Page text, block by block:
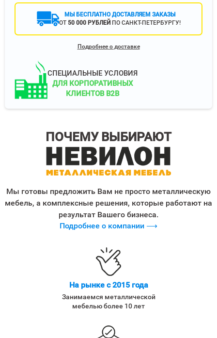
МЫ БЕСПЛАТНО ДОСТАВЛЯЕМ ЗАКАЗЫ
ОТ 50 000 РУБЛЕЙ ПО САНКТ-ПЕТЕРБУРГУ!
Подробнее о доставке
СПЕЦИАЛЬНЫЕ УСЛОВИЯ
ДЛЯ КОРПОРАТИВНЫХ
КЛИЕНТОВ B2B
ПОЧЕМУ ВЫБИРАЮТ
Мы готовы предложить Вам не просто металлическую
мебель, а комплексные решения, которые работают на
результат Вашего бизнеса.
Подробнее о компании ⟶
На рынке с 2015 года
Занимаемся металлической
мебелью более 10 лет